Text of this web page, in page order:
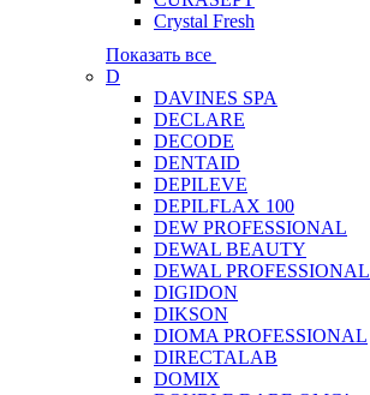
Crystal Fresh
Показать все
D
DAVINES SPA
DECLARE
DECODE
DENTAID
DEPILEVE
DEPILFLAX 100
DEW PROFESSIONAL
DEWAL BEAUTY
DEWAL PROFESSIONAL
DIGIDON
DIKSON
DIOMA PROFESSIONAL
DIRECTALAB
DOMIX